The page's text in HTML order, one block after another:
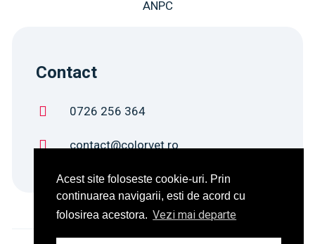
ANPC
Contact
0726 256 364
contact@colorvet.ro
Acest site foloseste cookie-uri. Prin
continuarea navigarii, esti de acord cu
folosirea acestora. Vezi mai departe